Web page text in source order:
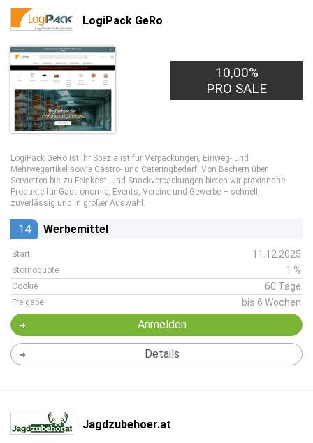
LogiPack GeRo
10,00%
PRO SALE
LogiPack GeRo ist Ihr Spezialist für Verpackungen, Einweg- und
Mehrwegartikel sowie Gastro- und Cateringbedarf. Von Bechern über
Servietten bis zu Feinkost- und Snackverpackungen bieten wir praxisnahe
Produkte für Gastronomie, Events, Vereine und Gewerbe – schnell,
zuverlässig und in großer Auswahl.
14 Werbemittel
Start 11.12.2025
Stornoquote 1 %
Cookie 60 Tage
Freigabe bis 6 Wochen
Anmelden
Details
Jagdzubehoer.at